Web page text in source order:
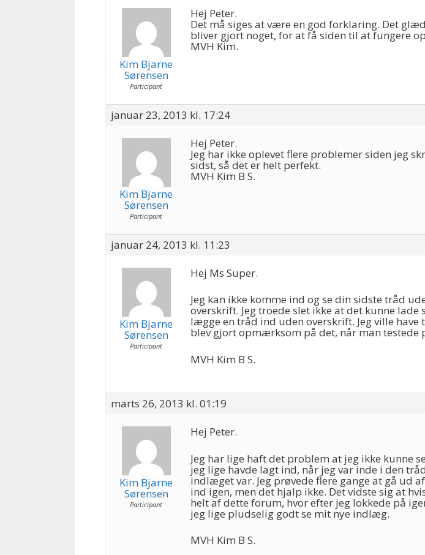
Kim Bjarne
Sørensen
Participant
Hej Peter.
Det må siges at være en god forklaring. Det
bliver gjort noget, for at få siden til at fungere
MVH Kim.
januar 23, 2013 kl. 17:24
Kim Bjarne
Sørensen
Participant
Hej Peter.
Jeg har ikke oplevet flere problemer siden jeg
sidst, så det er helt perfekt.
MVH Kim B S.
januar 24, 2013 kl. 11:23
Kim Bjarne
Sørensen
Participant
Hej Ms Super.
Jeg kan ikke komme ind og se din sidste tråd
overskrift. Jeg troede slet ikke at det kunne lade
lægge en tråd ind uden overskrift. Jeg ville have
blev gjort opmærksom på det, når man testede
MVH Kim B S.
marts 26, 2013 kl. 01:19
Kim Bjarne
Sørensen
Participant
Hej Peter.
Jeg har lige haft det problem at jeg ikke kunne
jeg lige havde lagt ind, når jeg var inde i den
indlæget var. Jeg prøvede flere gange at gå ud
ind igen, men det hjalp ikke. Det vidste sig at
helt af dette forum, hvor efter jeg lokkede på
jeg lige pludselig godt se mit nye indlæg.
MVH Kim B S.